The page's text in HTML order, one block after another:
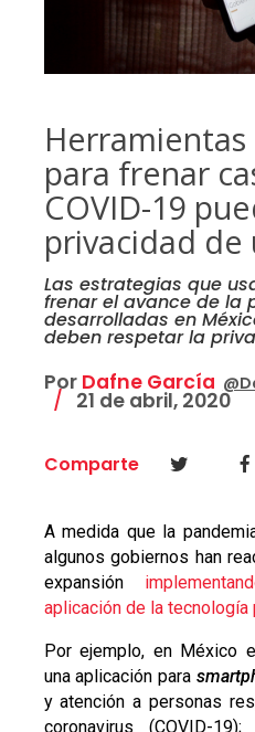
para frenar
COVID-19
privacidad de
Las estrategias que
frenar el avance de la
desarrolladas en
deben respetar la
Por Dafne García
21 de abril, 2020
Comparte
A medida que la
algunos gobiernos han
expansión
aplicación de la tecnología
Por ejemplo, en México
una aplicación para
y atención a personas
coronavirus (COVID-